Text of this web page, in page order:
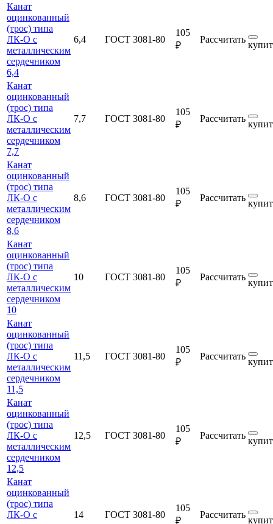
Канат
оцинкованный
(трос) типа
ЛК-О с
металлическим
сердечником
6,4
6,4 ГОСТ 3081-80
105
₽
Рассчитать
Канат
оцинкованный
(трос) типа
ЛК-О с
металлическим
сердечником
7,7
7,7 ГОСТ 3081-80
105
₽
Рассчитать
Канат
оцинкованный
(трос) типа
ЛК-О с
металлическим
сердечником
8,6
8,6 ГОСТ 3081-80
105
₽
Рассчитать
Канат
оцинкованный
(трос) типа
ЛК-О с
металлическим
сердечником
10
10 ГОСТ 3081-80
105
₽
Рассчитать
Канат
оцинкованный
(трос) типа
ЛК-О с
металлическим
сердечником
11,5
11,5 ГОСТ 3081-80
105
₽
Рассчитать
Канат
оцинкованный
(трос) типа
ЛК-О с
металлическим
сердечником
12,5
12,5 ГОСТ 3081-80
105
₽
Рассчитать
Канат
оцинкованный
(трос) типа
ЛК-О с
14 ГОСТ 3081-80
105
₽
Рассчитать